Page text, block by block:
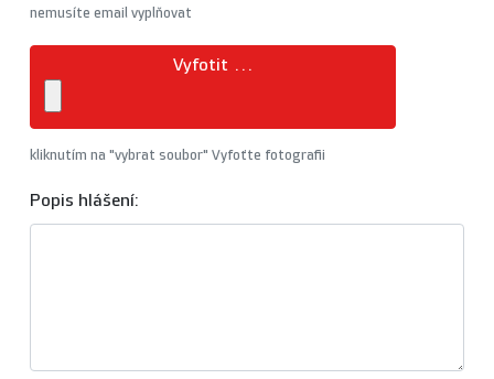
nemusíte email vyplňovat
Vyfotit ...
kliknutím na "vybrat soubor" Vyfoťte fotografii
Popis hlášení: